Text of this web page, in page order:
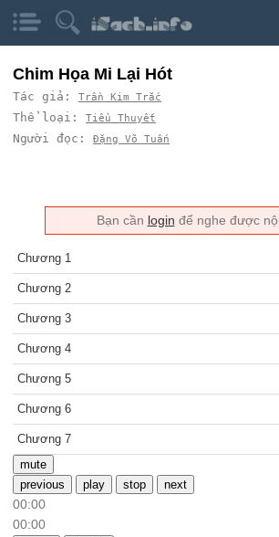
Chim Họa Mi Lại Hót
Tác giả: Trần Kim Trắc
Thể loại: Tiểu Thuyết
Người đọc: Đặng Võ Tuấn
Bạn cần login để nghe được
Chương 1
Chương 2
Chương 3
Chương 4
Chương 5
Chương 6
Chương 7
mute
previous
play stop next
00:00
00:00